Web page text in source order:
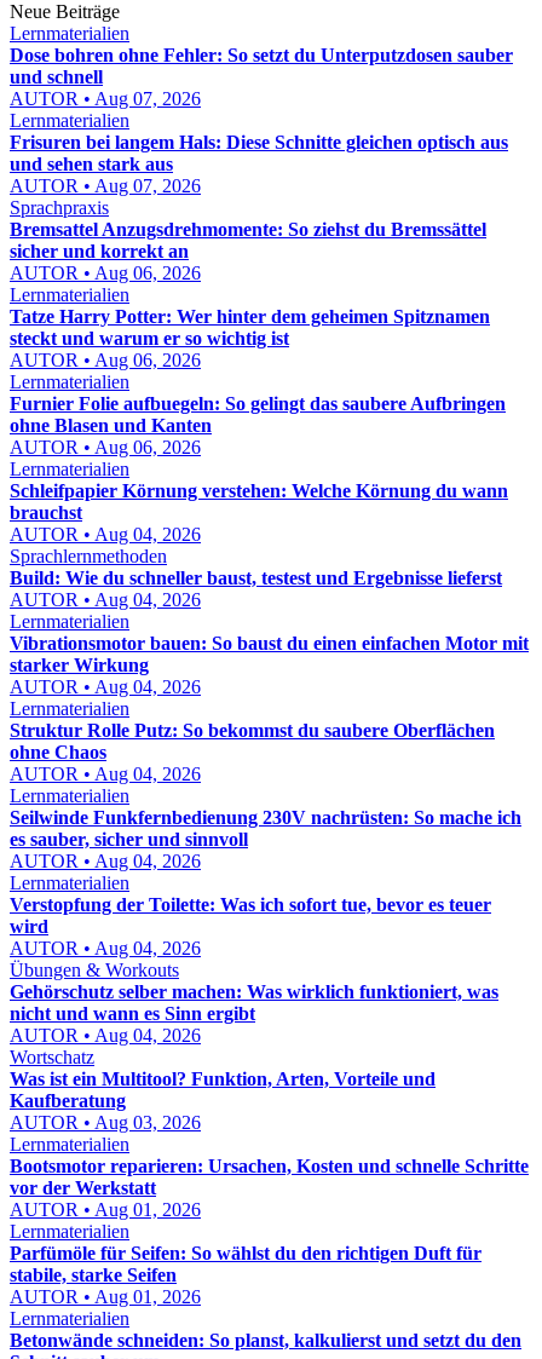
Neue Beiträge
Lernmaterialien
Dose bohren ohne Fehler: So setzt du Unterputzdosen sauber
und schnell
AUTOR • Aug 07, 2026
Lernmaterialien
Frisuren bei langem Hals: Diese Schnitte gleichen optisch aus
und sehen stark aus
AUTOR • Aug 07, 2026
Sprachpraxis
Bremsattel Anzugsdrehmomente: So ziehst du Bremssättel
sicher und korrekt an
AUTOR • Aug 06, 2026
Lernmaterialien
Tatze Harry Potter: Wer hinter dem geheimen Spitznamen
steckt und warum er so wichtig ist
AUTOR • Aug 06, 2026
Lernmaterialien
Furnier Folie aufbuegeln: So gelingt das saubere Aufbringen
ohne Blasen und Kanten
AUTOR • Aug 06, 2026
Lernmaterialien
Schleifpapier Körnung verstehen: Welche Körnung du wann
brauchst
AUTOR • Aug 04, 2026
Sprachlernmethoden
Build: Wie du schneller baust, testest und Ergebnisse lieferst
AUTOR • Aug 04, 2026
Lernmaterialien
Vibrationsmotor bauen: So baust du einen einfachen Motor mit
starker Wirkung
AUTOR • Aug 04, 2026
Lernmaterialien
Struktur Rolle Putz: So bekommst du saubere Oberflächen
ohne Chaos
AUTOR • Aug 04, 2026
Lernmaterialien
Seilwinde Funkfernbedienung 230V nachrüsten: So mache ich
es sauber, sicher und sinnvoll
AUTOR • Aug 04, 2026
Lernmaterialien
Verstopfung der Toilette: Was ich sofort tue, bevor es teuer
wird
AUTOR • Aug 04, 2026
Übungen & Workouts
Gehörschutz selber machen: Was wirklich funktioniert, was
nicht und wann es Sinn ergibt
AUTOR • Aug 04, 2026
Wortschatz
Was ist ein Multitool? Funktion, Arten, Vorteile und
Kaufberatung
AUTOR • Aug 03, 2026
Lernmaterialien
Bootsmotor reparieren: Ursachen, Kosten und schnelle Schritte
vor der Werkstatt
AUTOR • Aug 01, 2026
Lernmaterialien
Parfümöle für Seifen: So wählst du den richtigen Duft für
stabile, starke Seifen
AUTOR • Aug 01, 2026
Lernmaterialien
Betonwände schneiden: So planst, kalkulierst und setzt du den